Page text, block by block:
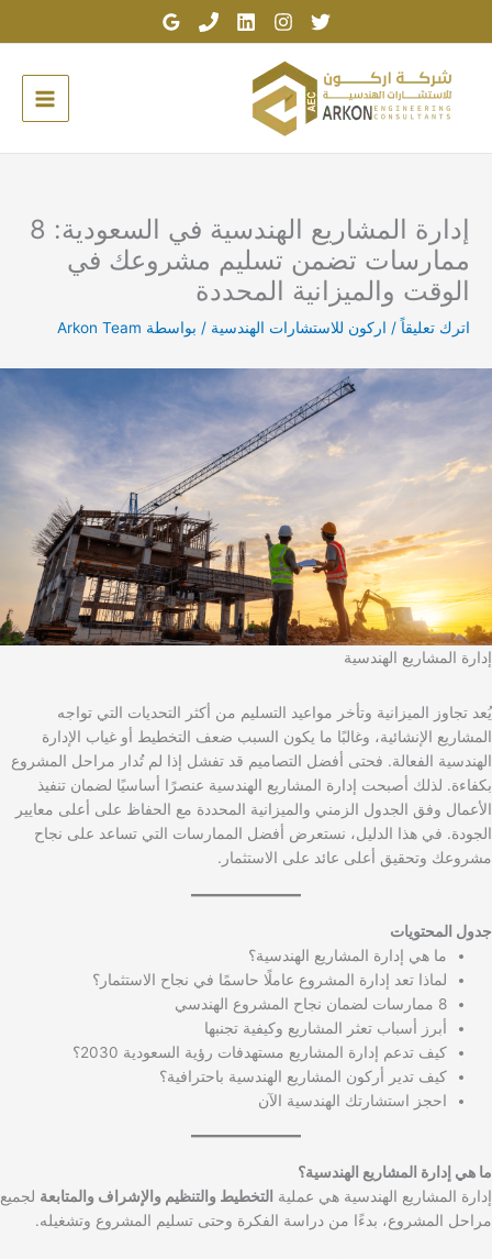
إدارة المشاريع الهندسية في السعودية: 8
ممارسات تضمن تسليم مشروعك في
الوقت والميزانية المحددة
اترك تعليقاً / اركون للاستشارات الهندسية / بواسطة Arkon Team
إدارة المشاريع الهندسية
يُعد تجاوز الميزانية وتأخر مواعيد التسليم من أكثر التحديات التي تواجه
المشاريع الإنشائية، وغالبًا ما يكون السبب ضعف التخطيط أو غياب الإدارة
الهندسية الفعالة. فحتى أفضل التصاميم قد تفشل إذا لم تُدار مراحل المشروع
بكفاءة. لذلك أصبحت إدارة المشاريع الهندسية عنصرًا أساسيًا لضمان تنفيذ
الأعمال وفق الجدول الزمني والميزانية المحددة مع الحفاظ على أعلى معايير
الجودة. في هذا الدليل، نستعرض أفضل الممارسات التي تساعد على نجاح
مشروعك وتحقيق أعلى عائد على الاستثمار.
جدول المحتويات
ما هي إدارة المشاريع الهندسية؟
لماذا تعد إدارة المشروع عاملًا حاسمًا في نجاح الاستثمار؟
8 ممارسات لضمان نجاح المشروع الهندسي
أبرز أسباب تعثر المشاريع وكيفية تجنبها
كيف تدعم إدارة المشاريع مستهدفات رؤية السعودية 2030؟
كيف تدير أركون المشاريع الهندسية باحترافية؟
احجز استشارتك الهندسية الآن
ما هي إدارة المشاريع الهندسية؟
إدارة المشاريع الهندسية هي عملية التخطيط والتنظيم والإشراف والمتابعة لجميع
مراحل المشروع، بدءًا من دراسة الفكرة وحتى تسليم المشروع وتشغيله.